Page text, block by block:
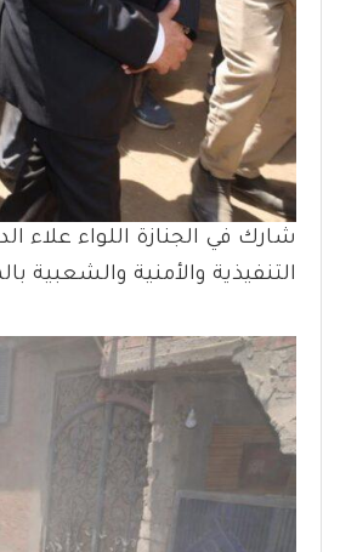
شارك في الجنازة اللواء علاء
التنفيذية والأمنية والشعبية